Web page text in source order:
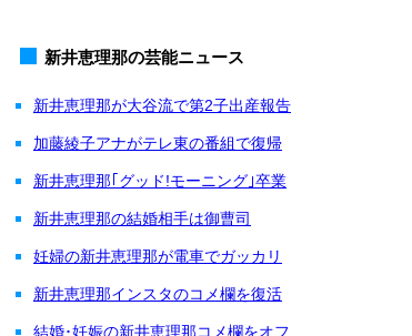
新井恵理那の芸能ニュース
新井恵理那が大谷流で第2子出産報告
加藤綾子アナがテレ東の番組で復帰
新井恵理那｢グッド!モーニング｣卒業
新井恵理那の結婚相手は御曹司
妊婦の新井恵理那が電車でガッカリ
新井恵理那インスタのコメ欄を復活
結婚･妊娠の新井恵理那コメ欄をオフ